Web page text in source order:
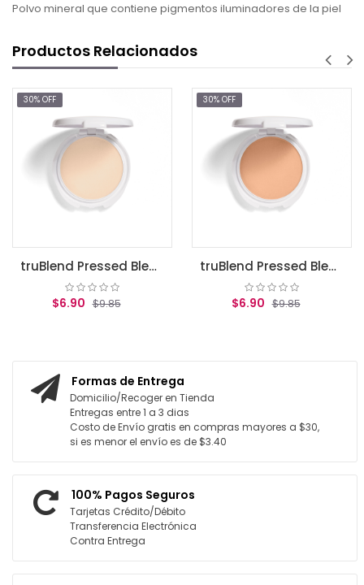
Polvo mineral que contiene pigmentos iluminadores de la piel
Productos Relacionados
truBlend Pressed Blendable Powder, Translucent Fair / polvos translucidos covergirl truBlend Pressed Blendable Powder, Translucent Medium / Polvos translucidos covergirl
Formas de Entrega
Domicilio/Recoger en Tienda
Entregas entre 1 a 3 dias
Costo de Envío gratis en compras mayores a $30,
si es menor el envío es de $3.40
100% Pagos Seguros
Tarjetas Crédito/Débito
Transferencia Electrónica
Contra Entrega